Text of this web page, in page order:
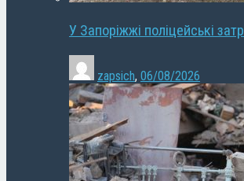
У Запоріжжі поліцейські
zapsich, 06/08/2026